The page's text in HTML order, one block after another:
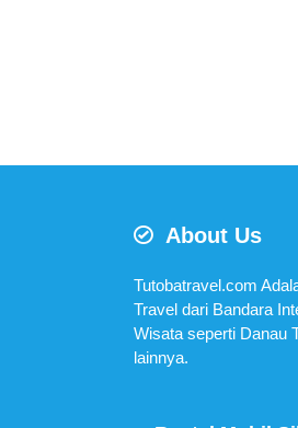
About Us
Tutobatravel.com
Travel dari Bandara
Wisata seperti Danau
lainnya.